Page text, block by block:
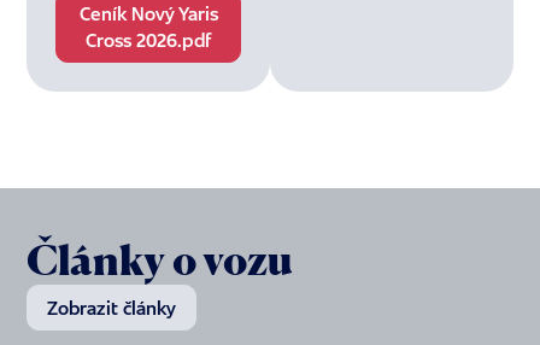
Ceník Nový Yaris
Cross 2026.pdf
Články o vozu
Zobrazit články